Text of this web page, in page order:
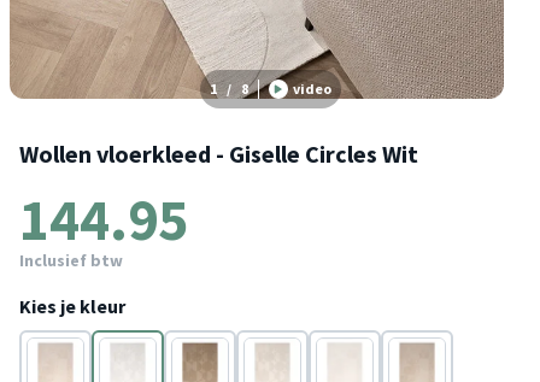
1 / 8 video
Wollen vloerkleed - Giselle Circles Wit
144.95
Inclusief btw
Kies je kleur